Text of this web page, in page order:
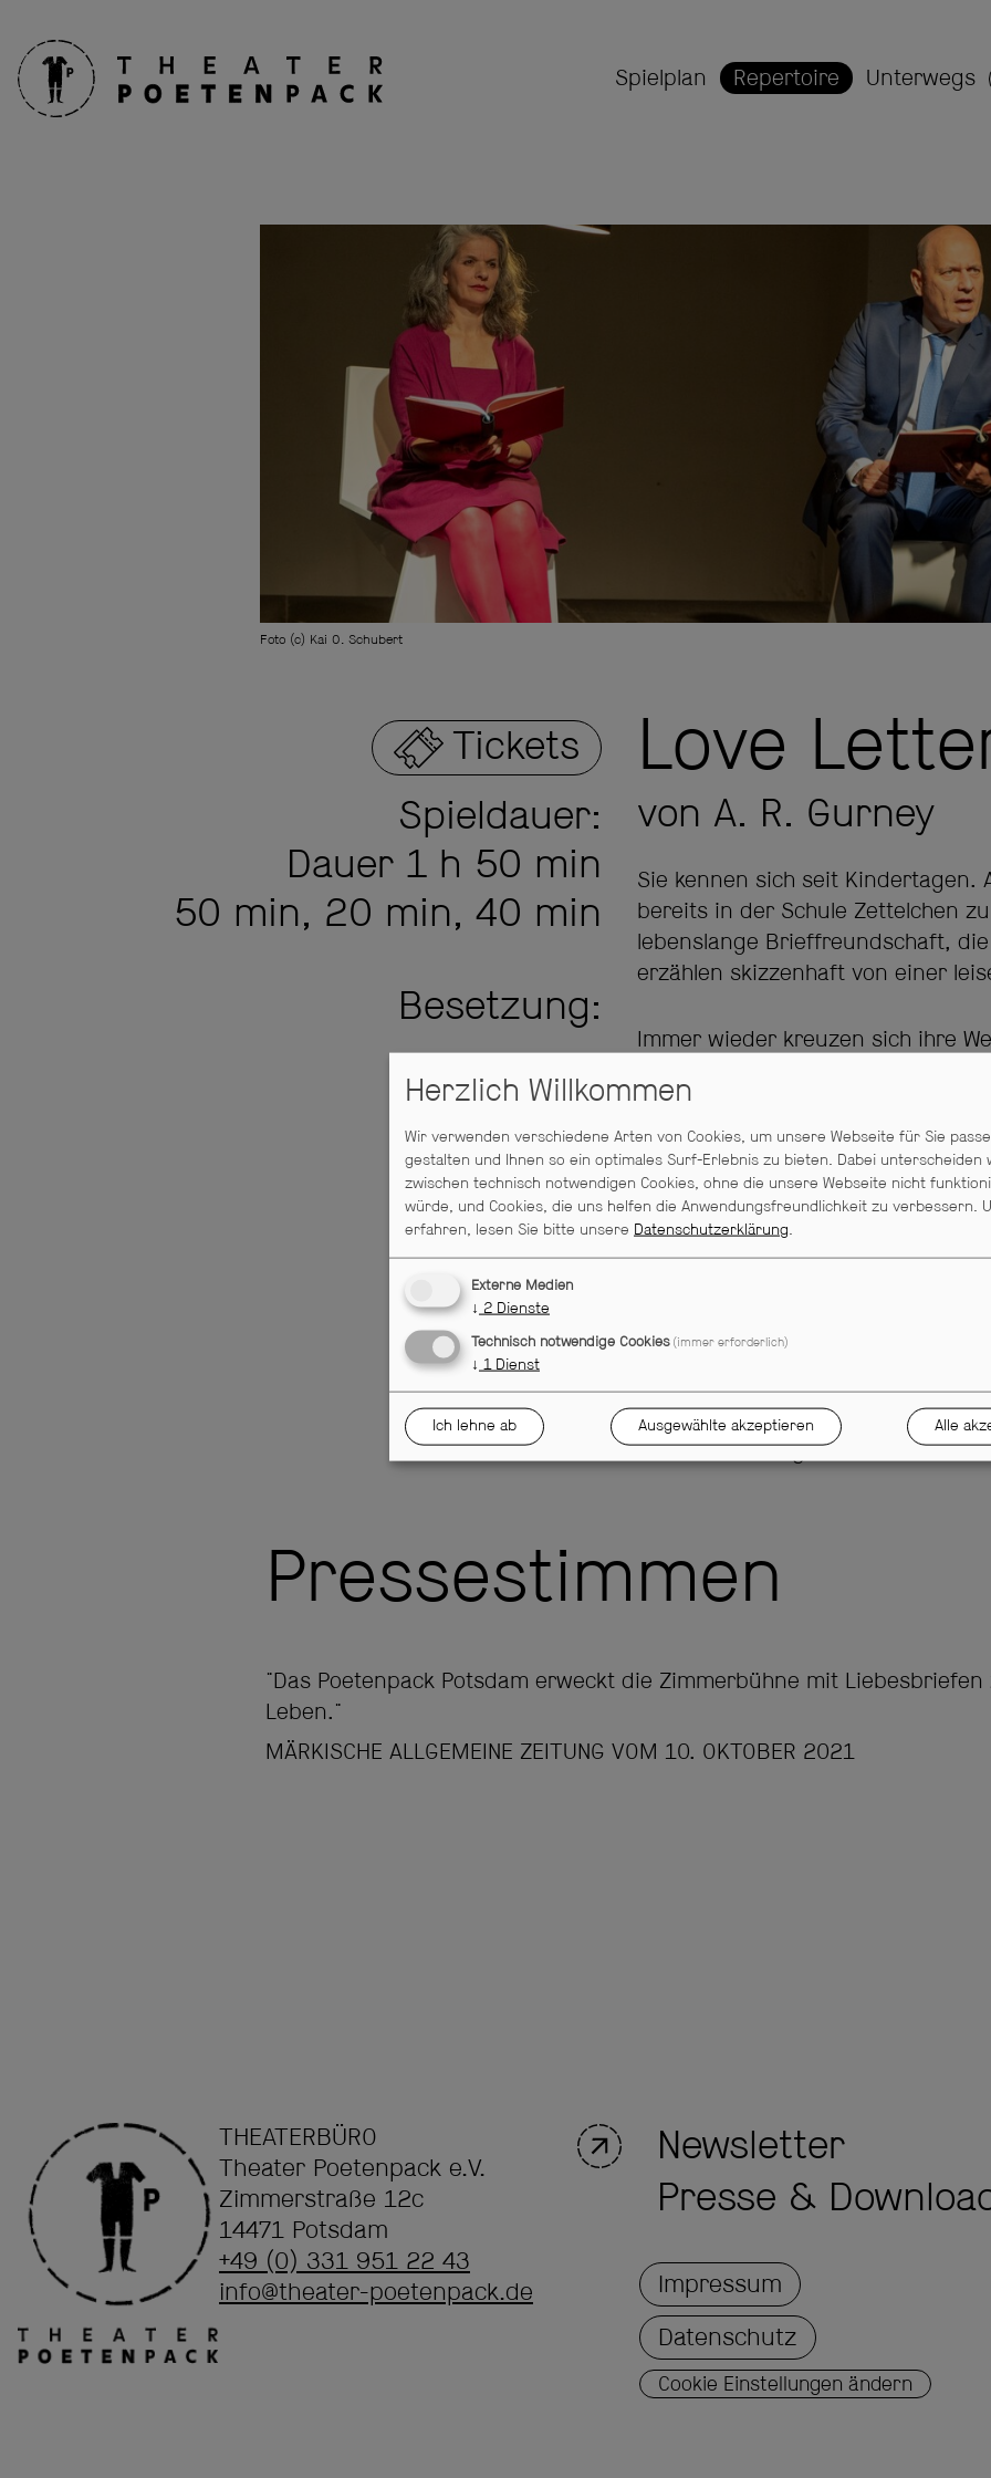
Spielplan Repertoire Unterwegs
Foto (c) Kai O. Schubert
Love
von A. R. Gurney
Sie kennen sich seit Kindertagen.
bereits in der Schule Zettelchen
lebenslange Brieffreundschaft,
erzählen skizzenhaft von einer
Immer wieder kreuzen sich ihre
seine Antworten nie auf. Eine
verschiedene Leben. Eine
entwickelt im Dialog intimer
zuweilen aber auch gedämpft,
In besonderer Art und Weise wird
Was wäre gewesen, wäre alles
Aufführungsrechte: Per H. Lauke
www.laukeverlag.de
Tickets
Spieldauer:
Dauer 1 h 50 min
50 min, 20 min, 40 min
Besetzung:
Reiner Gabriel
Pressestimmen
"Das Poetenpack Potsdam erweckt die Zimmerbühne mit Liebesbriefen
Leben."
MÄRKISCHE ALLGEMEINE ZEITUNG VOM 10. OKTOBER 2021
THEATERBÜRO
Theater Poetenpack e.V.
Zimmerstraße 12c
14471 Potsdam
+49 (0) 331 951 22 43
info@theater-poetenpack.de
Newsletter
Presse &
Impressum
Datenschutz
Cookie Einstellungen ändern
Herzlich Willkommen
Wir verwenden verschiedene Arten von Cookies, um unsere Webseite für Sie
gestalten und Ihnen so ein optimales Surf-Erlebnis zu bieten. Dabei unterscheiden
zwischen technisch notwendigen Cookies, ohne die unsere Webseite nicht
würde, und Cookies, die uns helfen die Anwendungsfreundlichkeit zu verbessern.
erfahren, lesen Sie bitte unsere Datenschutzerklärung
Externe Medien
↓ 2 Dienste
Technisch notwendige Cookies (immer erforderlich)
↓ 1 Dienst
Ich lehne ab Ausgewählte akzeptieren Alle